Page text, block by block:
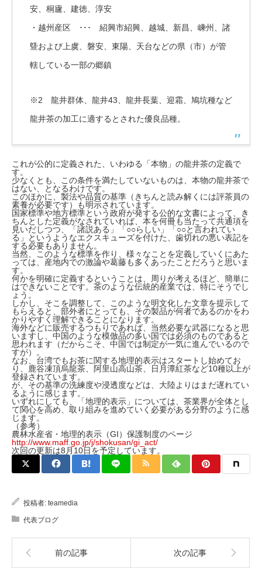
安、桐廬、建徳、淳安
・越州産区 ･･･ 紹興市紹興、越城、新昌、嵊州、諸
曁および上虞、磐安、東陽、天台などの県（市）が管
轄している一部の郷鎮
※2 龍井群体、龍井43、龍井長葉、迎霜、鳩坑種など
龍井茶の加工に適するとされた優良品種。
これが公的に定義された、いわゆる「本物」の龍井茶の定義で
す。
少なくとも、この条件を満たしていないものは、本物の龍井茶で
はない、となるわけです。
このほかに、製法や品質の基準（きちんと読み解くには評茶員の
素養が必要です）も明示されています。
国家標準や地方標準という政府が発する公的な文書によって、き
ちんとした定義がなされていれば、本を何冊も当たって共通項を
見いだしつつ、「諸説ある」「○○らしい」「○○と言われてい
る」というようなエクスキューズを付けた、歯切れの悪い表記を
する必要もありません。
当然、このような標準を作り、様々なことを定義していくにあた
っては、産地内での激論や葛藤も多くあったことだろうと思いま
す。
何かを明確に定義するということは、周りが考えるほど、簡単に
はできないことです。茶のような伝統的産業では、特にそうでし
ょう。
しかし、そこを調整して、このような明文化した文章を提示して
もらえると、部外者にとっても、その製品が何者であるのかをわ
かりやすく理解できることになります。
海外などに販売するつもりであれば、当然必要な武器になると思
いますし、中国のような模倣品の多い国では必須のものであると
思われます（だからこそ、中国では制定が一気に進んでいるので
すが）。
なお、台湾でもお茶に関する地理的表示はスタートし始めてお
り、鹿谷凍頂烏龍茶、阿里山高山茶、日月潭紅茶など10種以上が
登録されています。
が、その基準の洗練度や浸透度などは、大陸よりはまだ遅れてい
るように感じます。
いずれにしても、「地理的表示」については、茶業界が全体とし
て関心を高め、取り組みを進めていく必要がある分野のように感
じます。
（参考）
農林水産省・地理的表示（GI）保護制度のページ
http://www.maff.go.jp/j/shokusan/gi_act/
次回の更新は8月10日を予定しています。
投稿者: teamedia
代表ブログ
前の記事 次の記事